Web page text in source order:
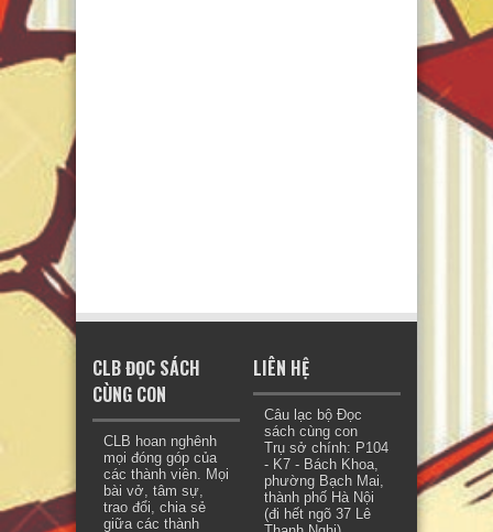
CLB ĐỌC SÁCH
CÙNG CON
CLB hoan nghênh
mọi đóng góp của
các thành viên. Mọi
bài vở, tâm sự,
trao đổi, chia sẻ
giữa các thành
LIÊN HỆ
Câu lạc bộ Đọc
sách cùng con
Trụ sở chính: P104
- K7 - Bách Khoa,
phường Bạch Mai,
thành phố Hà Nội
(đi hết ngõ 37 Lê